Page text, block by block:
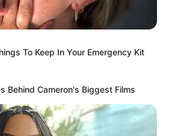
Notice You? Think Again
So Bad That They Became
To Keep In Your Emergency Kit
Behind Cameron's Biggest Films